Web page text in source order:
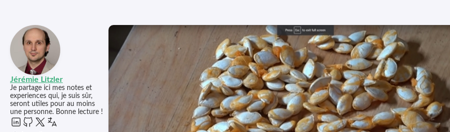
Jérémie Litzler
Je partage ici mes notes et
experiences qui, je suis sûr,
seront utiles pour au moins
une personne. Bonne lecture !